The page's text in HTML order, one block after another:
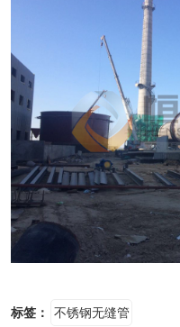
标签： 不锈钢无缝管